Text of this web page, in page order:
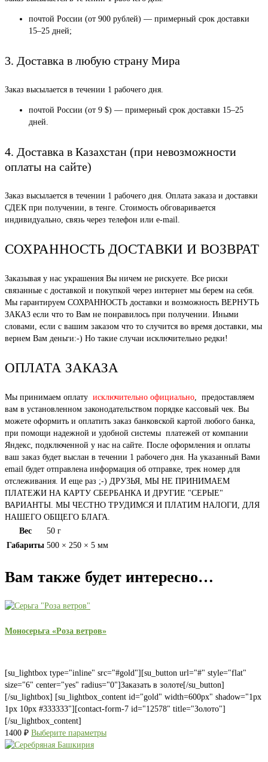
почтой России (от 900 рублей) — примерный срок доставки
15–25 дней;
3. Доставка в любую страну Мира
Заказ высылается в течении 1 рабочего дня.
почтой России (от 9 $) — примерный срок доставки 15–25
дней.
4. Доставка в Казахстан (при невозможности
оплаты на сайте)
Заказ высылается в течении 1 рабочего дня. Оплата заказа и доставки
СДЕК при получении, в тенге. Стоимость обговаривается
индивидуально, связь через телефон или e-mail.
СОХРАННОСТЬ ДОСТАВКИ И ВОЗВРАТ
Заказывая у нас украшения Вы ничем не рискуете. Все риски
связанные с доставкой и покупкой через интернет мы берем на себя.
Мы гарантируем СОХРАННОСТЬ доставки и возможность ВЕРНУТЬ
ЗАКАЗ если что то Вам не понравилось при получении. Иными
словами, если с вашим заказом что то случится во время доставки, мы
вернем Вам деньги:-) Но такие случаи исключительно редки!
ОПЛАТА ЗАКАЗА
Мы принимаем оплату исключительно официально, предоставляем
вам в установленном законодательством порядке кассовый чек. Вы
можете оформить и оплатить заказ банковской картой любого банка,
при помощи надежной и удобной системы платежей от компании
Яндекс, подключенной у нас на сайте. После оформления и оплаты
ваш заказ будет выслан в течении 1 рабочего дня. На указанный Вами
email будет отправлена информация об отправке, трек номер для
отслеживания. И еще раз ;-) ДРУЗЬЯ, МЫ НЕ ПРИНИМАЕМ
ПЛАТЕЖИ НА КАРТУ СБЕРБАНКА И ДРУГИЕ "СЕРЫЕ"
ВАРИАНТЫ. МЫ ЧЕСТНО ТРУДИМСЯ И ПЛАТИМ НАЛОГИ, ДЛЯ
НАШЕГО ОБЩЕГО БЛАГА.
Вес
50 г
Габариты 500 × 250 × 5 мм
Вам также будет интересно…
Моносерьга «Роза ветров»
[su_lightbox type="inline" src="#gold"][su_button url="#" style="flat"
size="6" center="yes" radius="0"]Заказать в золоте[/su_button]
[/su_lightbox] [su_lightbox_content id="gold" width=600px" shadow="1px
1px 10px #333333"][contact-form-7 id="12578" title="Золото"]
[/su_lightbox_content]
1400 ₽ Выберите параметры